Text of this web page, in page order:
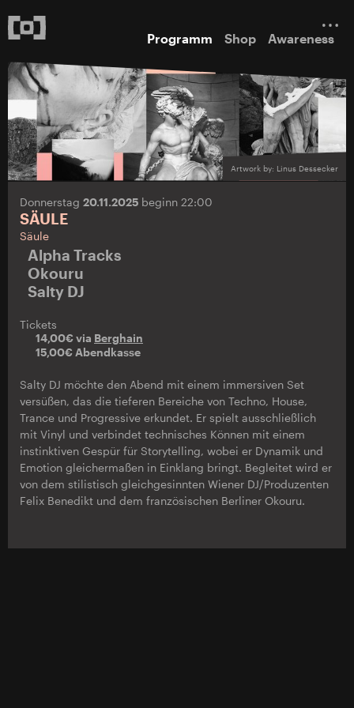
Programm Shop Awareness
Artwork by: Linus Dessecker
Donnerstag 20.11.2025 beginn 22:00
SÄULE
Säule
Alpha Tracks
Okouru
Salty DJ
Tickets
14,00€ via Berghain
15,00€ Abendkasse
Salty DJ möchte den Abend mit einem immersiven Set
versüßen, das die tieferen Bereiche von Techno, House,
Trance und Progressive erkundet. Er spielt ausschließlich
mit Vinyl und verbindet technisches Können mit einem
instinktiven Gespür für Storytelling, wobei er Dynamik und
Emotion gleichermaßen in Einklang bringt. Begleitet wird er
von dem stilistisch gleichgesinnten Wiener DJ/Produzenten
Felix Benedikt und dem französischen Berliner Okouru.